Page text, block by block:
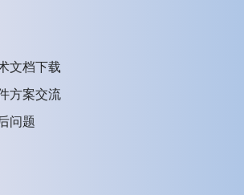
文档下载
方案交流
问题